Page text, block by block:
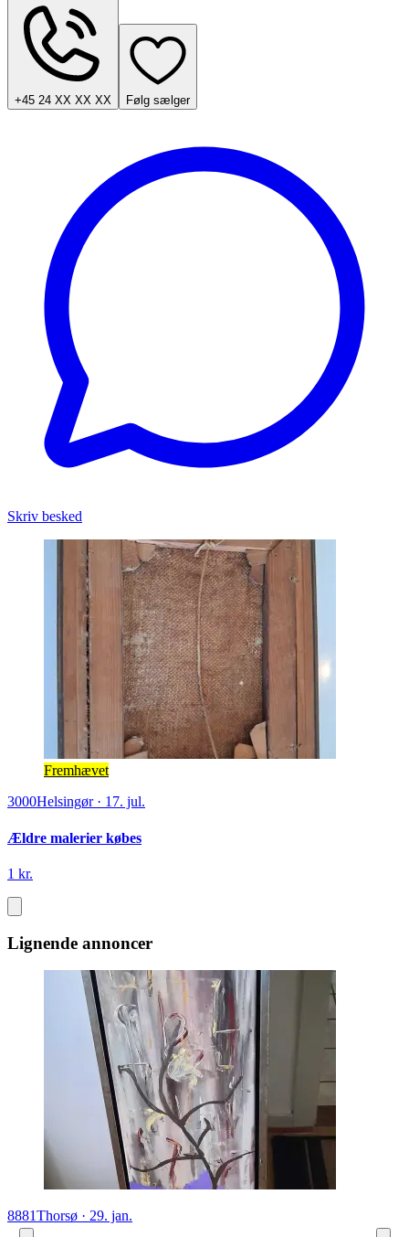
+45 24 XX XX XX Følg sælger
Skriv besked
Fremhævet
3000Helsingør· 17. jul.
Ældre malerier købes
1 kr.
Lignende annoncer
8881Thorsø · 29. jan.